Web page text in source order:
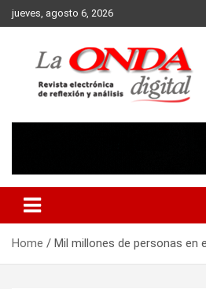
Skip
to
jueves, agosto 6, 2026
Home Mil millones de personas en